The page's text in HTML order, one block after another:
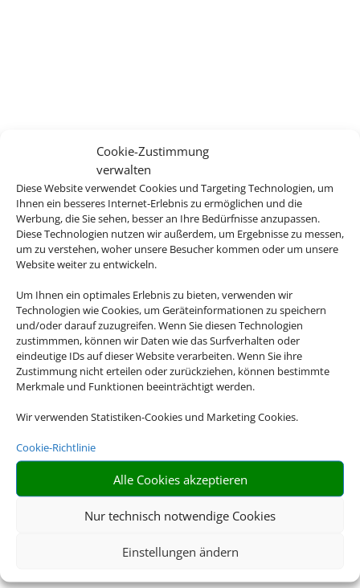
Cookie-Zustimmung
verwalten
Diese Website verwendet Cookies und Targeting Technologien, um
Ihnen ein besseres Internet-Erlebnis zu ermöglichen und die
Werbung, die Sie sehen, besser an Ihre Bedürfnisse anzupassen.
Diese Technologien nutzen wir außerdem, um Ergebnisse zu messen,
um zu verstehen, woher unsere Besucher kommen oder um unsere
Website weiter zu entwickeln.
Um Ihnen ein optimales Erlebnis zu bieten, verwenden wir
Technologien wie Cookies, um Geräteinformationen zu speichern
und/oder darauf zuzugreifen. Wenn Sie diesen Technologien
zustimmmen, können wir Daten wie das Surfverhalten oder
eindeutige IDs auf dieser Website verarbeiten. Wenn Sie ihre
Zustimmung nicht erteilen oder zurückziehen, können bestimmte
Merkmale und Funktionen beeinträchtigt werden.
Wir verwenden Statistiken-Cookies und Marketing Cookies.
Cookie-Richtlinie
Alle Cookies akzeptieren
Nur technisch notwendige Cookies
Einstellungen ändern